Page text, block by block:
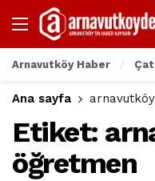
Arnavutköy Haber
Ana sayfa
Etiket:
öğretmen